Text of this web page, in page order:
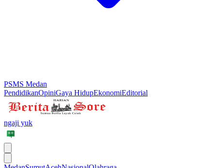
PSMS Medan
PendidikanOpiniGaya HidupEkonomiEditorial
ngaji yuk